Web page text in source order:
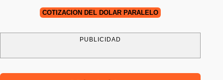
COTIZACIÓN DEL DÓLAR PARALELO
PUBLICIDAD